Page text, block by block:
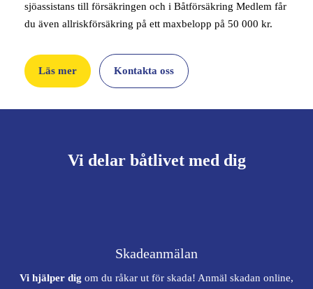
sjöassistans till försäkringen och i Båtförsäkring Medlem får
du även allriskförsäkring på ett maxbelopp på 50 000 kr.
Läs mer Kontakta oss
Vi delar båtlivet med dig
Skadeanmälan
Vi hjälper dig om du råkar ut för skada! Anmäl skadan online,